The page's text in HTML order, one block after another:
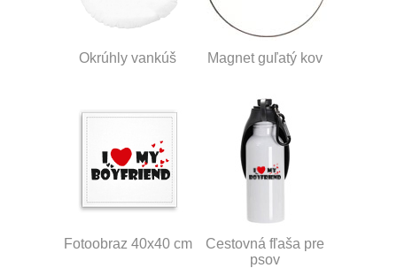
Okrúhly vankúš Magnet guľatý kov
Fotoobraz 40x40 cm
Cestovná fľaša pre
psov